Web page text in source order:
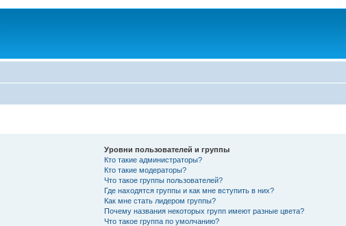
Уровни пользователей и группы
Кто такие администраторы?
Кто такие модераторы?
Что такое группы пользователей?
Где находятся группы и как мне вступить в них?
Как мне стать лидером группы?
Почему названия некоторых групп имеют разные цвета?
Что такое группа по умолчанию?